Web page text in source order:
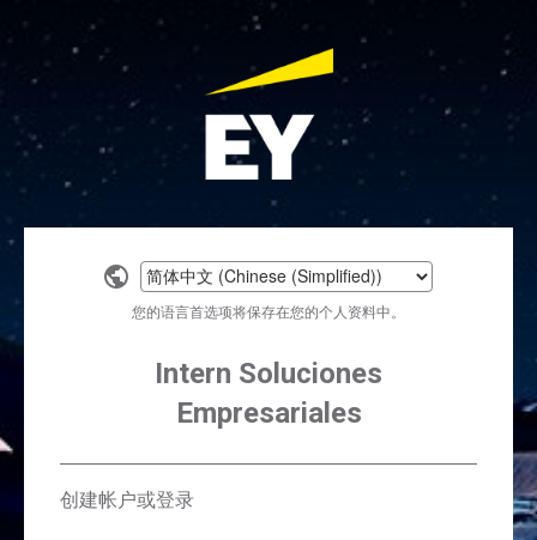
Select
language
您的语言首选项将保存在您的个人资料中。
Intern Soluciones
Empresariales
创建帐户或登录